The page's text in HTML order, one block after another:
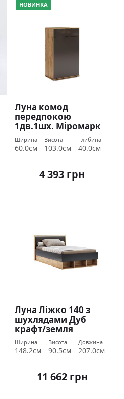
НОВИНКА
Луна комод
передпокою
1дв.1шх. Міромарк
Ширина
60.0см
Висота
103.0см
Глибина
40.0см
4 393 грн
Луна Ліжко 140 з
шухлядами Дуб
крафт/земля
Міромарк
Ширина
148.2см
Висота
90.5см
Довжина
207.0см
11 662 грн